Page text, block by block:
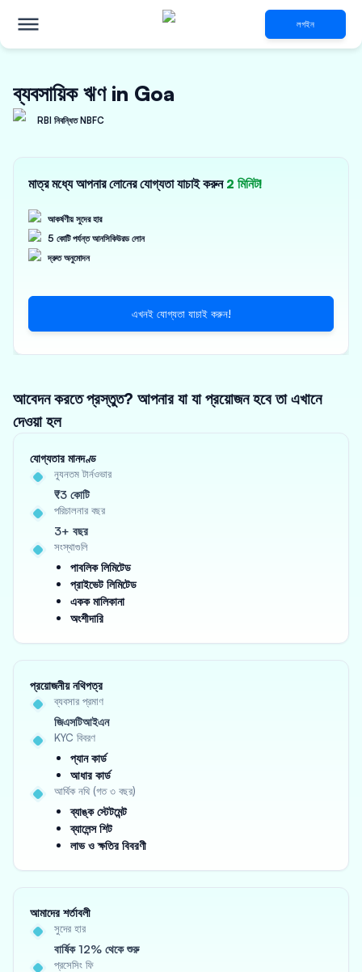
লগইন
ব্যবসায়িক ঋণ in Goa
RBI নিবন্ধিত NBFC
মাত্র মধ্যে আপনার লোনের যোগ্যতা যাচাই করুন 2 মিনিট!
আকর্ষণীয় সুদের হার
5 কোটি পর্যন্ত আনসিকিউরড লোন
দ্রুত অনুমোদন
এখনই যোগ্যতা যাচাই করুন!
আবেদন করতে প্রস্তুত? আপনার যা যা প্রয়োজন হবে তা এখানে
দেওয়া হল
যোগ্যতার মানদণ্ড
ন্যূনতম টার্নওভার
₹3 কোটি
পরিচালনার বছর
3+ বছর
সংস্থাগুলি
পাবলিক লিমিটেড
প্রাইভেট লিমিটেড
একক মালিকানা
অংশীদারি
প্রয়োজনীয় নথিপত্র
ব্যবসার প্রমাণ
জিএসটিআইএন
KYC বিবরণ
প্যান কার্ড
আধার কার্ড
আর্থিক নথি (গত ৩ বছর)
ব্যাঙ্ক স্টেটমেন্ট
ব্যালেন্স শিট
লাভ ও ক্ষতির বিবরণী
আমাদের শর্তাবলী
সুদের হার
বার্ষিক 12% থেকে শুরু
প্রসেসিং ফি